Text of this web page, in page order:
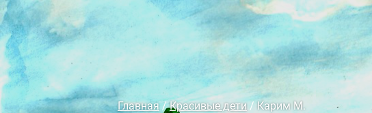
Главная/Красивые дети/Карим М.